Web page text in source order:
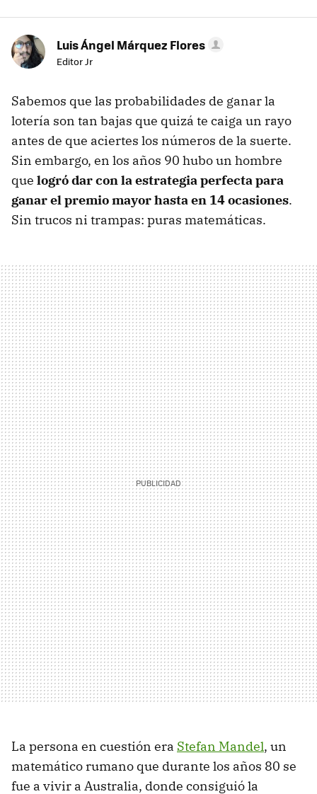
Luis Ángel Márquez Flores
Editor Jr
Sabemos que las probabilidades de ganar la
lotería son tan bajas que quizá te caiga un rayo
antes de que aciertes los números de la suerte.
Sin embargo, en los años 90 hubo un hombre
que logró dar con la estrategia perfecta para
ganar el premio mayor hasta en 14 ocasiones.
Sin trucos ni trampas: puras matemáticas.
La persona en cuestión era Stefan Mandel, un
matemático rumano que durante los años 80 se
fue a vivir a Australia, donde consiguió la